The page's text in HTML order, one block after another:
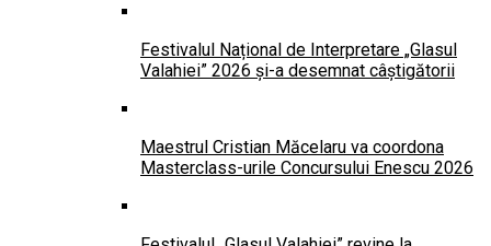
Festivalul Național de Interpretare „Glasul
Valahiei” 2026 și-a desemnat câștigătorii
Maestrul Cristian Măcelaru va coordona
Masterclass-urile Concursului Enescu 2026